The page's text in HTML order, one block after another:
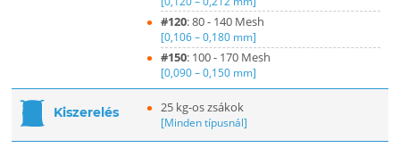
#120: 80 - 140 Mesh
[0,106 – 0,180 mm]
#150: 100 - 170 Mesh
[0,090 – 0,150 mm]
Kiszerelés 25 kg-os zsákok
[Minden típusnál]